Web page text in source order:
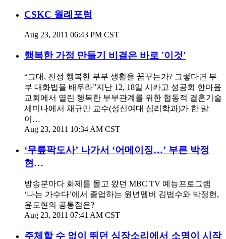
CSKC 월례포럼
Aug 23, 2011 06:43 PM CST
행복한 가정 만들기 비결은 바로 '이것'
“그대, 진정 행복한 부부 생활을 꿈꾸는가? 그렇다면 부
부 대화법을 배우라”지난 12, 18일 시카고 성공회 한마음
교회에서 열린 행복한 부부관계를 위한 협동적 결혼기술
세미나에서 채규만 교수(성신여대 심리학과)가 한 말
이…
Aug 23, 2011 10:34 AM CST
‘무릎팍도사’ 나가서 ‘어메이징…’ 부른 박정
현…
방송분마다 화제를 몰고 왔던 MBC TV 예능프로그램
‘나는 가수다’에서 졸업하는 원년멤버 김범수와 박정현,
윤도현의 공통점은?
Aug 23, 2011 07:41 AM CST
주체할 수 없이 뛰던 심장소리에서 소명이 시작